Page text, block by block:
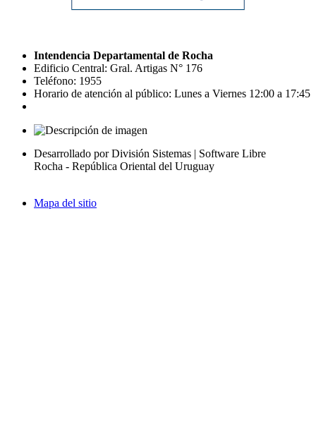
Intendencia Departamental de Rocha
Edificio Central: Gral. Artigas N° 176
Teléfono: 1955
Horario de atención al público: Lunes a Viernes 12:00 a 17:45
Desarrollado por División Sistemas | Software Libre
Rocha - República Oriental del Uruguay
Mapa del sitio